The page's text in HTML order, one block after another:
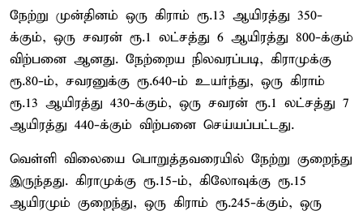
நேற்று முன்தினம் ஒரு கிராம் ரூ.13 ஆயிரத்து 350-
க்கும், ஒரு சவரன் ரூ.1 லட்சத்து 6 ஆயிரத்து 800-க்கும்
விற்பனை ஆனது. நேற்றைய நிலவரப்படி, கிராமுக்கு
ரூ.80-ம், சவரனுக்கு ரூ.640-ம் உயர்ந்து, ஒரு கிராம்
ரூ.13 ஆயிரத்து 430-க்கும், ஒரு சவரன் ரூ.1 லட்சத்து 7
ஆயிரத்து 440-க்கும் விற்பனை செய்யப்பட்டது.
வெள்ளி விலையை பொறுத்தவரையில் நேற்று குறைந்து
இருந்தது. கிராமுக்கு ரூ.15-ம், கிலோவுக்கு ரூ.15
ஆயிரமும் குறைந்து, ஒரு கிராம் ரூ.245-க்கும், ஒரு